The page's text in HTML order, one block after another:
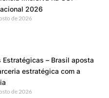
2026
de 2026
Estratégicas – Brasil aposta
estratégica com a
de 2026